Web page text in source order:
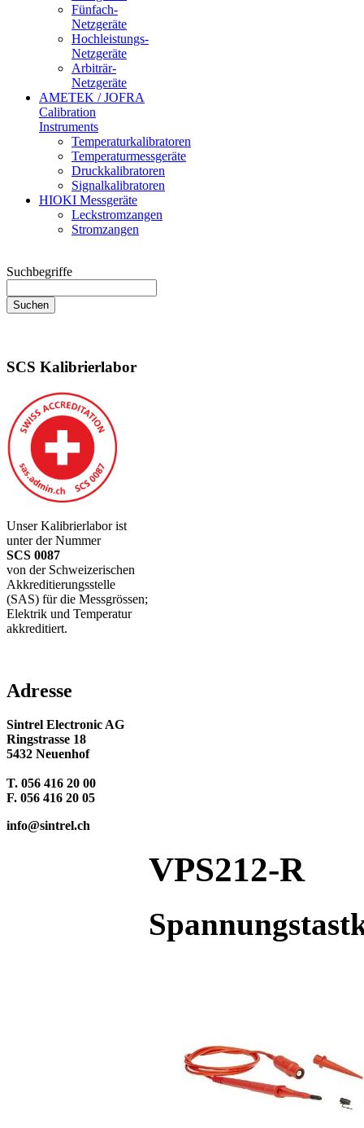
Fünfach-
Netzgeräte
Hochleistungs-
Netzgeräte
Arbiträr-
Netzgeräte
AMETEK / JOFRA
Calibration
Instruments
Temperaturkalibratoren
Temperaturmessgeräte
Druckkalibratoren
Signalkalibratoren
HIOKI Messgeräte
Leckstromzangen
Stromzangen
Suchbegriffe
SCS Kalibrierlabor
Unser Kalibrierlabor ist
unter der Nummer
SCS 0087
von der Schweizerischen
Akkreditierungsstelle
(SAS) für die Messgrössen;
Elektrik und Temperatur
akkreditiert.
Adresse
Sintrel Electronic AG
Ringstrasse 18
5432 Neuenhof
T. 056 416 20 00
F. 056 416 20 05
info@sintrel.ch
VPS212-R